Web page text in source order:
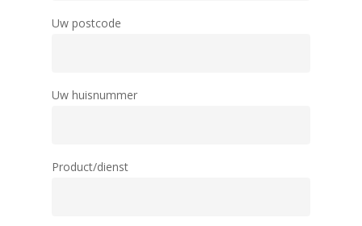
Uw postcode
Uw huisnummer
Product/dienst